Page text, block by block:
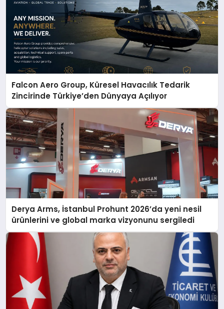
Falcon Aero Group, Küresel Havacılık Tedarik
Zincirinde Türkiye’den Dünyaya Açılıyor
Derya Arms, İstanbul Prohunt 2026’da yeni nesil
ürünlerini ve global marka vizyonunu sergiledi